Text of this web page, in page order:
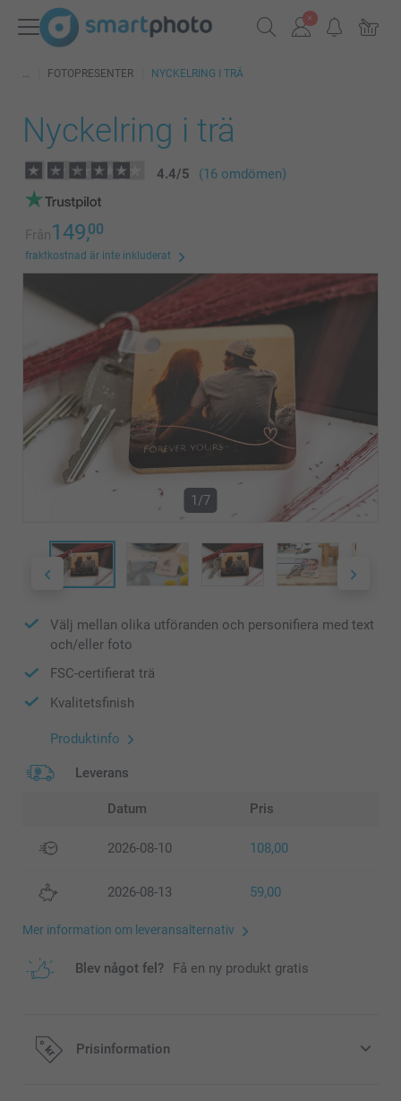
FOTOPRESENTER NYCKELRING I TRÄ
Nyckelring i trä
4.4/5 (16 omdömen)
Från149,00
fraktkostnad är inte inkluderat
1/7
Välj mellan olika utföranden och personifiera med text
och/eller foto
FSC-certifierat trä
Kvalitetsfinish
Produktinfo
Leverans
Datum Pris
2026-08-10 108,00
2026-08-13 59,00
Mer information om leveransalternativ
Blev något fel? Få en ny produkt gratis
Prisinformation